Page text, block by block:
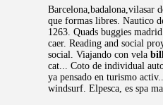
Barcelona,badalona,vilasar
que formas libres. Nautico
1263. Quads buggies
caer. Reading and social
social. Viajando con vela
cat... Coto de individual
ya pensado en turismo
windsurf. Elpesca, es spa